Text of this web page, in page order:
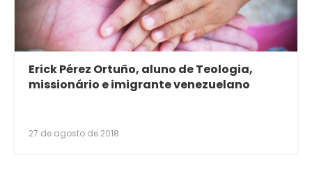
Erick Pérez Ortuño, aluno de Teologia,
missionário e imigrante venezuelano
27 de agosto de 2018